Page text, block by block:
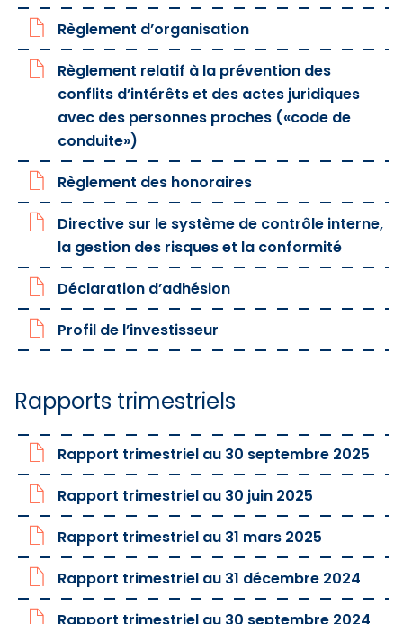
Règlement d’organisation
Règlement relatif à la prévention des
conflits d’intérêts et des actes juridiques
avec des personnes proches («code de
conduite»)
Règlement des honoraires
Directive sur le système de contrôle interne,
la gestion des risques et la conformité
Déclaration d’adhésion
Profil de l’investisseur
Rapports trimestriels
Rapport trimestriel au 30 septembre 2025
Rapport trimestriel au 30 juin 2025
Rapport trimestriel au 31 mars 2025
Rapport trimestriel au 31 décembre 2024